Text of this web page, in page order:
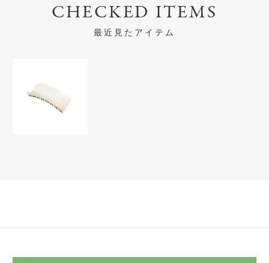
CHECKED ITEMS
最近見たアイテム